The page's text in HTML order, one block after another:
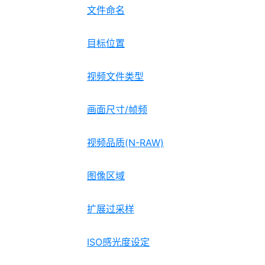
文件命名
目标位置
视频文件类型
画面尺寸/帧频
视频品质(N-RAW)
图像区域
扩展过采样
ISO感光度设定